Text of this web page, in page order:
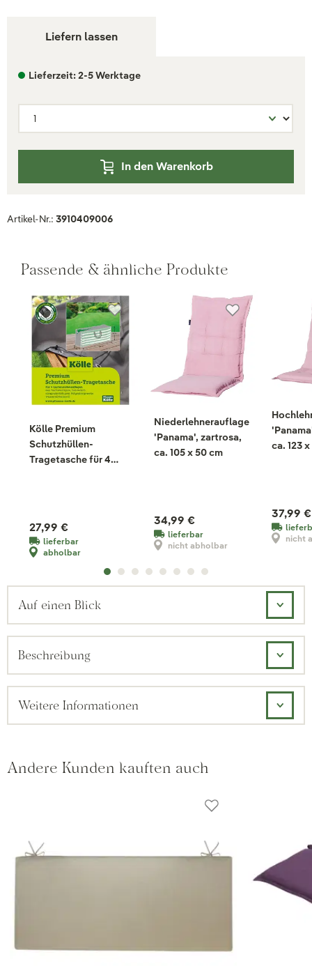
Liefern lassen
Lieferzeit: 2-5 Werktage
In den Warenkorb
Artikel-Nr.: 3910409006
Passende & ähnliche Produkte
Kölle Premium
Schutzhüllen-
Tragetasche für 4
27,99 €
lieferbar
abholbar
Niederlehnerauflage
'Panama', zartrosa,
ca. 105 x 50 cm
34,99 €
lieferbar
nicht abholbar
ca. 123
37,99 €
nicht
Auf einen Blick
Beschreibung
Weitere Informationen
Andere Kunden kauften auch